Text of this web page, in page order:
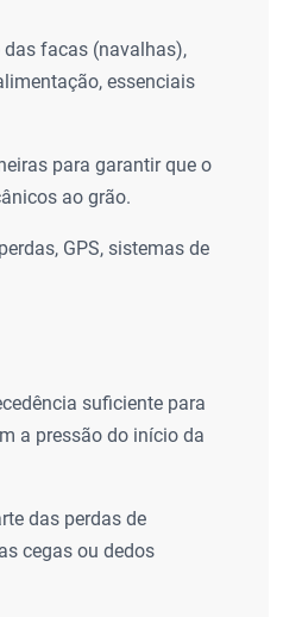
facas (navalhas),
essenciais
para garantir que o
ao grão.
GPS, sistemas de
suficiente para
a pressão do início da
das perdas de
cegas ou dedos